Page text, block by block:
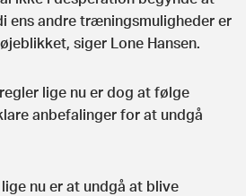
ens andre træningsmuligheder er
siger Lone Hansen.
lige nu er dog at følge
anbefalinger for at undgå
nu er at undgå at blive